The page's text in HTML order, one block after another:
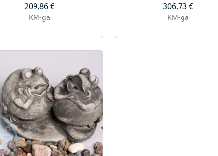
209,86€
KM-ga
306,73€
KM-ga